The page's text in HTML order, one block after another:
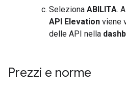
Seleziona ABILITA.
API Elevation viene
delle API nella
Prezzi e norme